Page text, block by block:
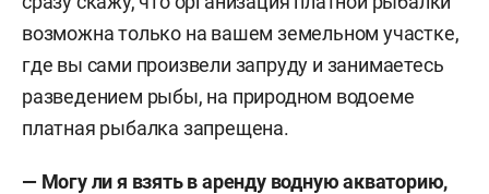
возможна только на вашем земельном участке,
где вы сами произвели запруду и занимаетесь
разведением рыбы, на природном водоеме
платная рыбалка запрещена.
— Могу ли я взять в аренду водную акваторию,